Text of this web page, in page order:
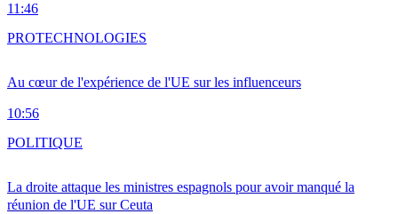
11:46
Au cœur de l'expérience de l'UE sur les influenceurs
10:56
PROTECHNOLOGIES
La droite attaque les ministres espagnols pour avoir manqué la
réunion de l'UE sur Ceuta
POLITIQUE